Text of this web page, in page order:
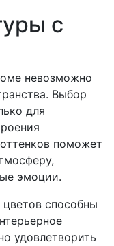
с
невозможно
Выбор
для
поможет
эмоции.
способны
удовлетворить